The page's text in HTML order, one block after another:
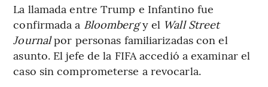
La llamada entre Trump e Infantino fue
confirmada a Bloombergy el Wall Street
Journalpor personas familiarizadas con el
asunto. El jefe de la FIFA accedió a examinar el
caso sin comprometerse a revocarla.